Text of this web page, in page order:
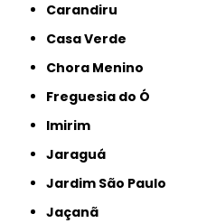
Carandiru
Casa Verde
Chora Menino
Freguesia do Ó
Imirim
Jaraguá
Jardim São Paulo
Jaçanã